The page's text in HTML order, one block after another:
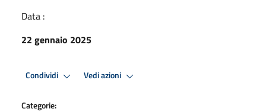
Data :
22 gennaio 2025
Condividi Vedi azioni
Categorie: